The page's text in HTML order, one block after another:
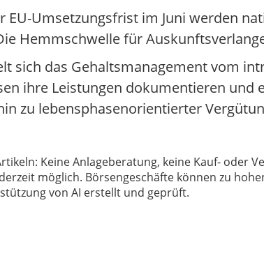
EU-Umsetzungsfrist im Juni werden
Hemmschwelle für
sich das Gehaltsmanagement vom
ihre Leistungen dokumentieren und
zu lebensphasenorientierter
Keine Anlageberatung, keine Kauf- oder
möglich. Börsengeschäfte können zu
von AI erstellt und geprüft.